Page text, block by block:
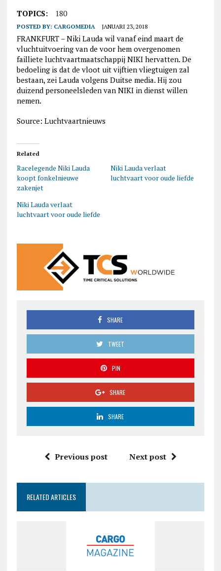
TOPICS: 180
POSTED BY: CARGOMEDIA JANUARI 23, 2018
FRANKFURT – Niki Lauda wil vanaf eind maart de
vluchtuitvoering van de voor hem overgenomen
failliete luchtvaartmaatschappij NIKI hervatten. De
bedoeling is dat de vloot uit vijftien vliegtuigen zal
bestaan, zei Lauda volgens Duitse media. Hij zou
duizend personeelsleden van NIKI in dienst willen
nemen.
Source: Luchtvaartnieuws
Related
Racelegende Niki Lauda
koopt fonkelnieuwe
zakenjet
Niki Lauda verlaat
luchtvaart voor oude liefde
Niki Lauda verlaat
luchtvaart voor oude liefde
SHARE
TWEET
PIN
SHARE
SHARE
Previous post Next post
RELATED ARTICLES